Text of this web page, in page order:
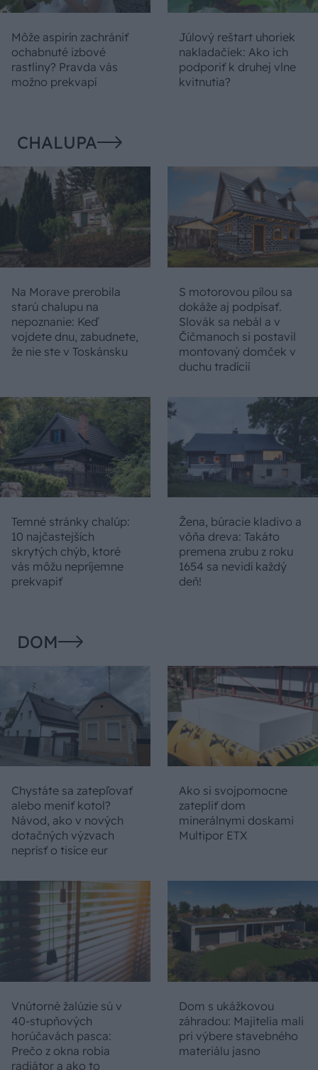
Môže aspirín zachrániť
ochabnuté izbové
rastliny? Pravda vás
možno prekvapí
Júlový reštart uhoriek
nakladačiek: Ako ich
podporiť k druhej vlne
kvitnutia?
CHALUPA
Na Morave prerobila
starú chalupu na
nepoznanie: Keď
vojdete dnu, zabudnete,
že nie ste v Toskánsku
S motorovou pílou sa
dokáže aj podpísať.
Slovák sa nebál a v
Čičmanoch si postavil
montovaný domček v
duchu tradícií
Temné stránky chalúp:
10 najčastejších
skrytých chýb, ktoré
vás môžu nepríjemne
prekvapiť
Žena, búracie kladivo a
vôňa dreva: Takáto
premena zrubu z roku
1654 sa nevidí každý
deň!
DOM
Chystáte sa zatepľovať
alebo meniť kotol?
Návod, ako v nových
dotačných výzvach
neprísť o tisíce eur
Ako si svojpomocne
zatepliť dom
minerálnymi doskami
Multipor ETX
Vnútorné žalúzie sú v
40-stupňových
horúčavách pasca:
Prečo z okna robia
radiátor a ako to
Dom s ukážkovou
záhradou: Majitelia mali
pri výbere stavebného
materiálu jasno